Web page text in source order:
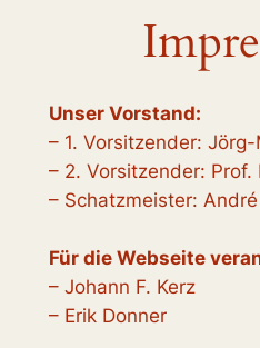
Unser Vorstand:
– 1. Vorsitzender:
– 2. Vorsitzender: Prof.
– Schatzmeister:
Für die Webseite
– Johann F. Kerz
– Erik Donner